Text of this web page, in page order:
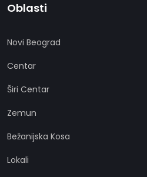
Oblasti
Novi Beograd
Centar
Širi Centar
Zemun
Bežanijska Kosa
Lokali